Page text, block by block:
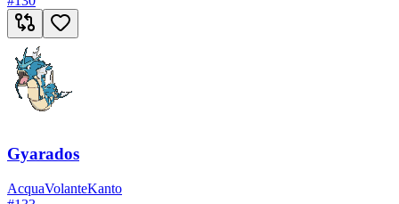
Gyarados
AcquaVolanteKanto